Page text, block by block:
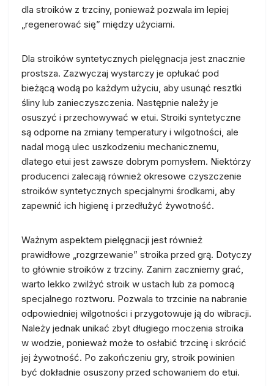
dla stroików z trzciny, ponieważ pozwala im lepiej
„regenerować się” między użyciami.
Dla stroików syntetycznych pielęgnacja jest znacznie
prostsza. Zazwyczaj wystarczy je opłukać pod
bieżącą wodą po każdym użyciu, aby usunąć resztki
śliny lub zanieczyszczenia. Następnie należy je
osuszyć i przechowywać w etui. Stroiki syntetyczne
są odporne na zmiany temperatury i wilgotności, ale
nadal mogą ulec uszkodzeniu mechanicznemu,
dlatego etui jest zawsze dobrym pomysłem. Niektórzy
producenci zalecają również okresowe czyszczenie
stroików syntetycznych specjalnymi środkami, aby
zapewnić ich higienę i przedłużyć żywotność.
Ważnym aspektem pielęgnacji jest również
prawidłowe „rozgrzewanie” stroika przed grą. Dotyczy
to głównie stroików z trzciny. Zanim zaczniemy grać,
warto lekko zwilżyć stroik w ustach lub za pomocą
specjalnego roztworu. Pozwala to trzcinie na nabranie
odpowiedniej wilgotności i przygotowuje ją do wibracji.
Należy jednak unikać zbyt długiego moczenia stroika
w wodzie, ponieważ może to osłabić trzcinę i skrócić
jej żywotność. Po zakończeniu gry, stroik powinien
być dokładnie osuszony przed schowaniem do etui.